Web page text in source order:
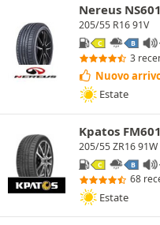
Nereus NS601
205/55 R16 91V
C B
3
Nuovo
Estate
Kpatos FM601
205/55 ZR16 91W
C B
68
Estate